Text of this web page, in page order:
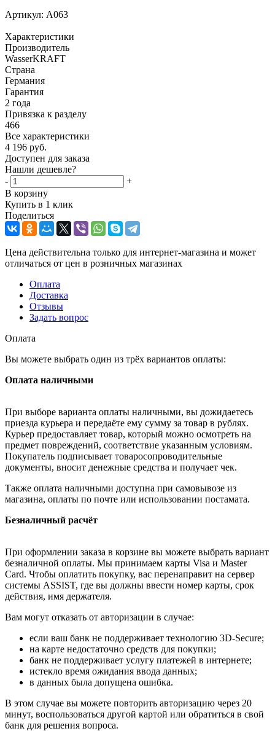
Артикул: A063
Характеристики
Производитель
WasserKRAFT
Страна
Германия
Гарантия
2 года
Привязка к разделу
466
Все характеристики
4 196 руб.
Доступен для заказа
Нашли дешевле?
-
+
В корзину
Купить в 1 клик
Поделиться
Цена действительна только для интернет-магазина и может
отличаться от цен в розничных магазинах
Оплата
Доставка
Отзывы
Задать вопрос
Оплата
Вы можете выбрать один из трёх вариантов оплаты:
Оплата наличными
При выборе варианта оплаты наличными, вы дожидаетесь
приезда курьера и передаёте ему сумму за товар в рублях.
Курьер предоставляет товар, который можно осмотреть на
предмет повреждений, соответствие указанным условиям.
Покупатель подписывает товаросопроводительные
документы, вносит денежные средства и получает чек.
Также оплата наличными доступна при самовывозе из
магазина, оплаты по почте или использовании постамата.
Безналичный расчёт
При оформлении заказа в корзине вы можете выбрать вариант
безналичной оплаты. Мы принимаем карты Visa и Master
Card. Чтобы оплатить покупку, вас перенаправит на сервер
системы ASSIST, где вы должны ввести номер карты, срок
действия, имя держателя.
Вам могут отказать от авторизации в случае:
если ваш банк не поддерживает технологию 3D-Secure;
на карте недостаточно средств для покупки;
банк не поддерживает услугу платежей в интернете;
истекло время ожидания ввода данных;
в данных была допущена ошибка.
В этом случае вы можете повторить авторизацию через 20
минут, воспользоваться другой картой или обратиться в свой
банк для решения вопроса.